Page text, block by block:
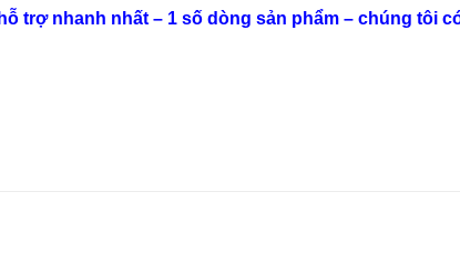
trợ nhanh nhất – 1 số dòng sản phẩm – chúng tôi